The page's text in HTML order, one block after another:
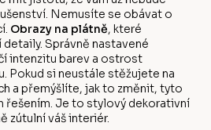
Nemusíte se obávat o
Obrazy na plátně, které
Správně nastavené
intenzitu barev a ostrost
Pokud si neustále stěžujete na
a přemýšlíte, jak to změnit, tyto
řešením. Je to stylový dekorativní
zútulní váš interiér.